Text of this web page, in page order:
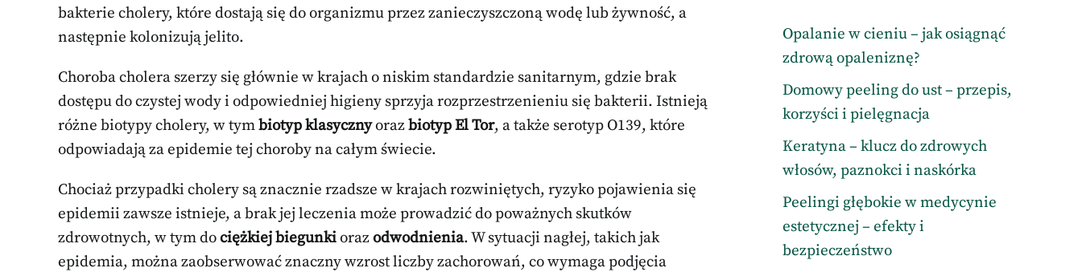
bakterie cholery, które dostają się do organizmu przez zanieczyszczoną wodę lub żywność, a
następnie kolonizują jelito.
Choroba cholera szerzy się głównie w krajach o niskim standardzie sanitarnym, gdzie brak
dostępu do czystej wody i odpowiedniej higieny sprzyja rozprzestrzenieniu się bakterii. Istnieją
różne biotypy cholery, w tymbiotyp klasycznyorazbiotyp El Tor, a także serotyp O139, które
odpowiadają za epidemie tej choroby na całym świecie.
Chociaż przypadki cholery są znacznie rzadsze w krajach rozwiniętych, ryzyko pojawienia się
epidemii zawsze istnieje, a brak jej leczenia może prowadzić do poważnych skutków
zdrowotnych, w tym dociężkiej biegunkiorazodwodnienia. W sytuacji nagłej, takich jak
epidemia, można zaobserwować znaczny wzrost liczby zachorowań, co wymaga podjęcia
Opalanie w cieniu – jak osiągnąć
zdrową opaleniznę?
Domowy peeling do ust – przepis,
korzyści i pielęgnacja
Keratyna – klucz do zdrowych
włosów, paznokci i naskórka
Peelingi głębokie w medycynie
estetycznej – efekty i
bezpieczeństwo